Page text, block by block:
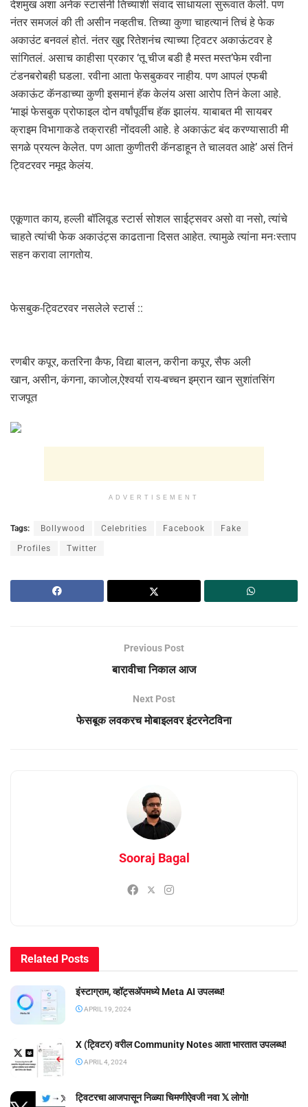
देशमुख अशा अनेक स्टार्सनी तिच्याशी संवाद साधायला सुरूवात केली. पण
नंतर समजलं की ती असीन नव्हतीच. तिच्या कुणा चाहत्यानं तिचं हे फेक
अकाउंट बनवलं होतं. नंतर खुद्द रितेशनंच त्याच्या ट्विटर अकाऊंटवर हे
सांगितलं. असाच काहीसा प्रकार ‘तू चीज बडी है मस्त मस्त’फेम रवीना
टंडनबरोबही घडला. रवीना आता फेसबुकवर नाहीय. पण आपलं एफबी
अकाऊंट कॅनडाच्या कुणी इसमानं हॅक केलंय असा आरोप तिनं केला आहे.
‘माझं फेसबुक प्रोफाइल दोन वर्षांपूर्वीच हॅक झालंय. याबाबत मी सायबर
क्राइम विभागाकडे तक्रारही नोंदवली आहे. हे अकाऊंट बंद करण्यासाठी मी
सगळे प्रयत्न केलेत. पण आता कुणीतरी कॅनडाहून ते चालवत आहे’ असं तिनं
ट्विटरवर नमूद केलंय.
एकूणात काय, हल्ली बॉलिवूड स्टार्स सोशल साईट्सवर असो वा नसो, त्यांचे
चाहते त्यांची फेक अकाउंट्स काढताना दिसत आहेत. त्यामुळे त्यांना मनःस्ताप
सहन करावा लागतोय.
फेसबुक-ट्विटरवर नसलेले स्टार्स ::
रणबीर कपूर, कतरिना कैफ, विद्या बालन, करीना कपूर, सैफ अली
खान, असीन, कंगना, काजोल,ऐश्वर्या राय-बच्चन इम्रान खान सुशांतसिंग
राजपूत
ADVERTISEMENT
Tags: Bollywood Celebrities Facebook Fake
Profiles Twitter
Previous Post
बारावीचा निकाल आज
Next Post
फेसबूक लवकरच मोबाइलवर इंटरनेटविना
Sooraj Bagal
Related Posts
इंस्टाग्राम, व्हॉट्सॲपमध्ये Meta AI उपलब्ध!
APRIL 19, 2024
X (ट्विटर) वरील Community Notes आता भारतात उपलब्ध!
APRIL 4, 2024
ट्विटरचा आजपासून निळ्या चिमणीऐवजी नवा 𝕏 लोगो!